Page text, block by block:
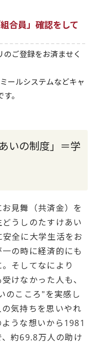
合員」確認をして
のご登録をお済ませく
ールシステムなどキャ
。
いの制度」＝学
見舞（共済金）を
うしのたすけあい
安全に大学生活をお
の時に経済的にも
そしてなにより
けなかった人も、
のこころ"を実感し
気持ちを思いやれ
うな想いから1981
約69.8万人の助け